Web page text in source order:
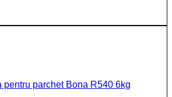
pentru parchet Bona R540 6kg